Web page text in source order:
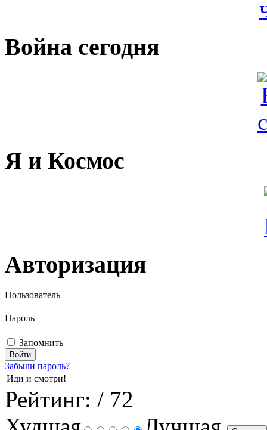
Война сегодня
Я и Космос
Авторизация
Пользователь
Пароль
Запомнить
Забыли пароль?
Иди и смотри!
Рейтинг: / 72